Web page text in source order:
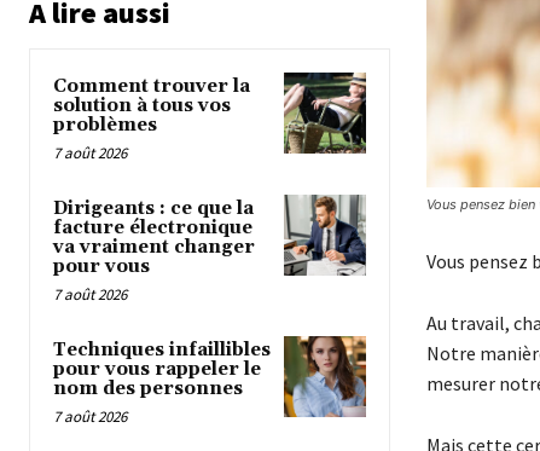
A lire aussi
Comment trouver la
solution à tous vos
problèmes
7 août 2026
Dirigeants : ce que la
facture électronique
va vraiment changer
pour vous
7 août 2026
Techniques infaillibles
pour vous rappeler le
nom des personnes
7 août 2026
Vous pensez
Vous pensez
Au travail,
Notre
mesurer
Mais cette